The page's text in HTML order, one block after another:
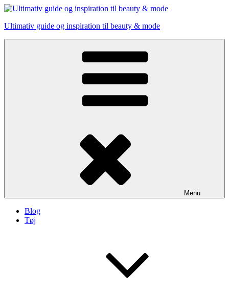
Skip
content
Ultimativ guide og inspiration til beauty & mode
Menu
Blog
Tøj